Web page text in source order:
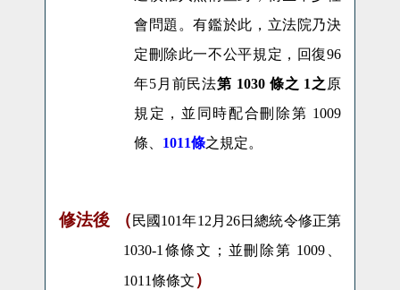
會問題。有鑑於此，立法院乃決
定刪除此一不公平規定，回復96
年5月前民法第 1030 條之 1之 原
規定，並同時配合刪除第 1009
條、 1011條之規定。
修法後 （ 民國101年12 月 26日總統令修正第
1030-1 條條文；並刪除第 1009
1011條條文 ）